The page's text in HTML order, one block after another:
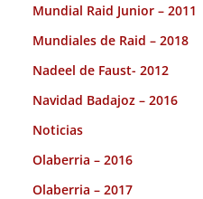
Mundial Raid Junior – 2011
Mundiales de Raid – 2018
Nadeel de Faust- 2012
Navidad Badajoz – 2016
Noticias
Olaberria – 2016
Olaberria – 2017